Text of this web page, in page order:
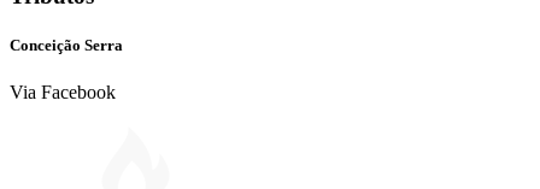
Conceição Serra
Via Facebook